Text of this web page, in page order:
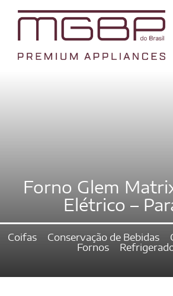
Forno Glem
Elétrico –
Coifas Conservação de Bebidas
Fornos